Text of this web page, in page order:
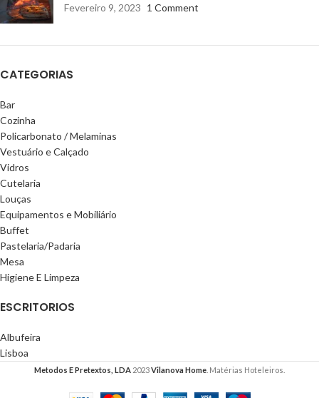
Fevereiro 9, 2023 1 Comment
CATEGORIAS
Bar
Cozinha
Policarbonato / Melaminas
Vestuário e Calçado
Vidros
Cutelaria
Louças
Equipamentos e Mobiliário
Buffet
Pastelaria/Padaria
Mesa
Higiene E Limpeza
ESCRITORIOS
Albufeira
Lisboa
Metodos E Pretextos, LDA 2023Vilanova Home . Matérias Hoteleiros.